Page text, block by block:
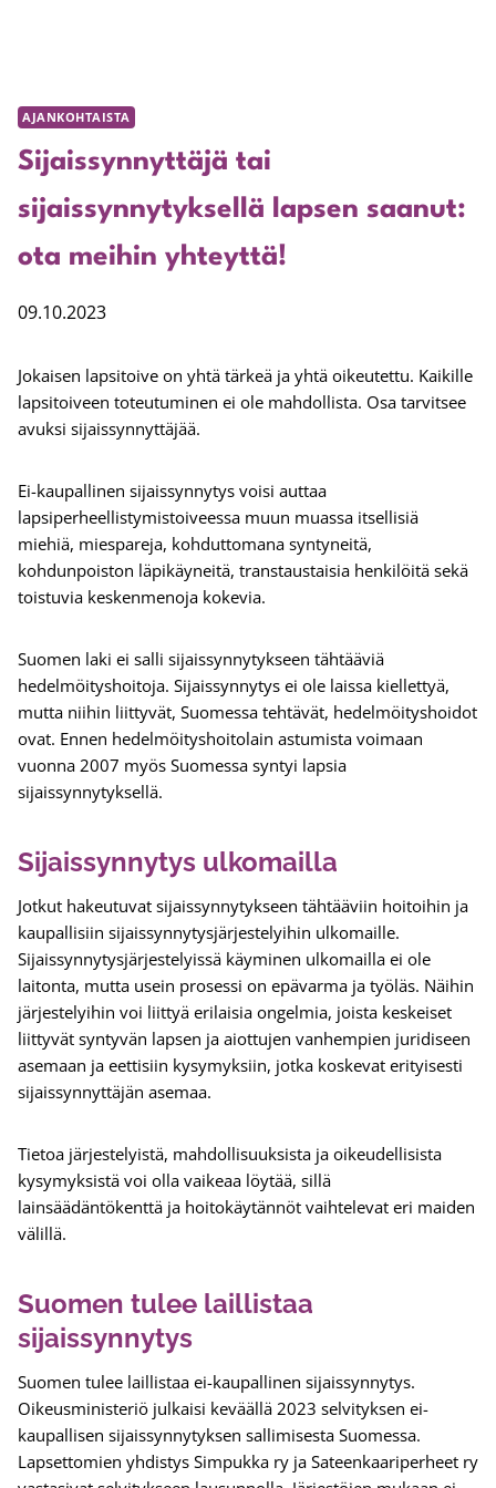
AJANKOHTAISTA
Sijaissynnyttäjä tai
sijaissynnytyksellä lapsen saanut:
ota meihin yhteyttä!
09.10.2023
Jokaisen lapsitoive on yhtä tärkeä ja yhtä oikeutettu. Kaikille
lapsitoiveen toteutuminen ei ole mahdollista. Osa tarvitsee
avuksi sijaissynnyttäjää.
Ei-kaupallinen sijaissynnytys voisi auttaa
lapsiperheellistymistoiveessa muun muassa itsellisiä
miehiä, miespareja, kohduttomana syntyneitä,
kohdunpoiston läpikäyneitä, transtaustaisia henkilöitä sekä
toistuvia keskenmenoja kokevia.
Suomen laki ei salli sijaissynnytykseen tähtääviä
hedelmöityshoitoja. Sijaissynnytys ei ole laissa kiellettyä,
mutta niihin liittyvät, Suomessa tehtävät, hedelmöityshoidot
ovat. Ennen hedelmöityshoitolain astumista voimaan
vuonna 2007 myös Suomessa syntyi lapsia
sijaissynnytyksellä.
Sijaissynnytys ulkomailla
Jotkut hakeutuvat sijaissynnytykseen tähtääviin hoitoihin ja
kaupallisiin sijaissynnytysjärjestelyihin ulkomaille.
Sijaissynnytysjärjestelyissä käyminen ulkomailla ei ole
laitonta, mutta usein prosessi on epävarma ja työläs. Näihin
järjestelyihin voi liittyä erilaisia ongelmia, joista keskeiset
liittyvät syntyvän lapsen ja aiottujen vanhempien juridiseen
asemaan ja eettisiin kysymyksiin, jotka koskevat erityisesti
sijaissynnyttäjän asemaa.
Tietoa järjestelyistä, mahdollisuuksista ja oikeudellisista
kysymyksistä voi olla vaikeaa löytää, sillä
lainsäädäntökenttä ja hoitokäytännöt vaihtelevat eri maiden
välillä.
Suomen tulee laillistaa
sijaissynnytys
Suomen tulee laillistaa ei-kaupallinen sijaissynnytys.
Oikeusministeriö julkaisi keväällä 2023 selvityksen ei-
kaupallisen sijaissynnytyksen sallimisesta Suomessa.
Lapsettomien yhdistys Simpukka ry ja Sateenkaariperheet ry